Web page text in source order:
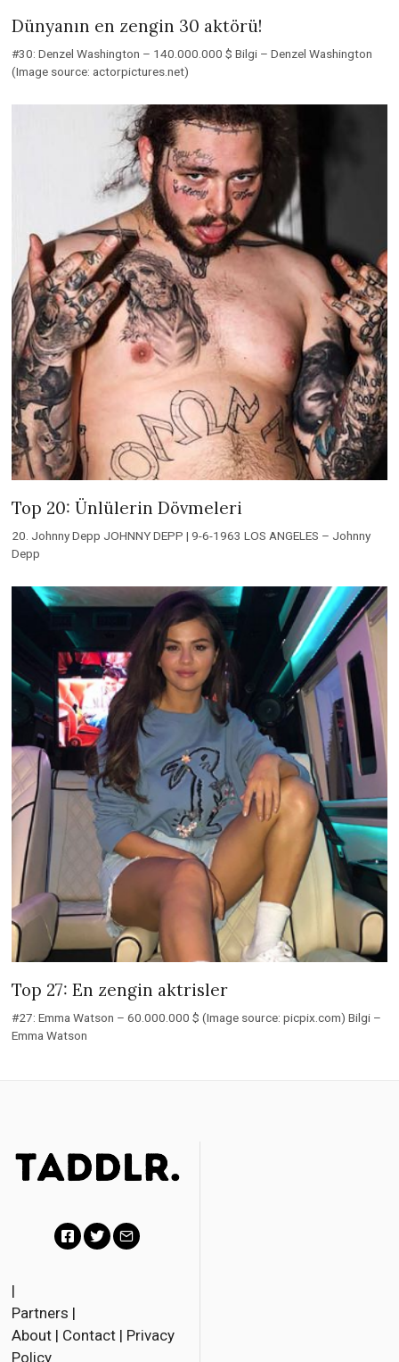
Dünyanın en zengin 30 aktörü!
#30: Denzel Washington – 140.000.000 $ Bilgi – Denzel Washington
(Image source: actorpictures.net)
Top 20: Ünlülerin Dövmeleri
20. Johnny Depp JOHNNY DEPP | 9-6-1963 LOS ANGELES – Johnny
Depp
Top 27: En zengin aktrisler
#27: Emma Watson – 60.000.000 $ (Image source: picpix.com) Bilgi –
Emma Watson
c
e
t
i
|
Partners |
About | Contact | Privacy
Policy